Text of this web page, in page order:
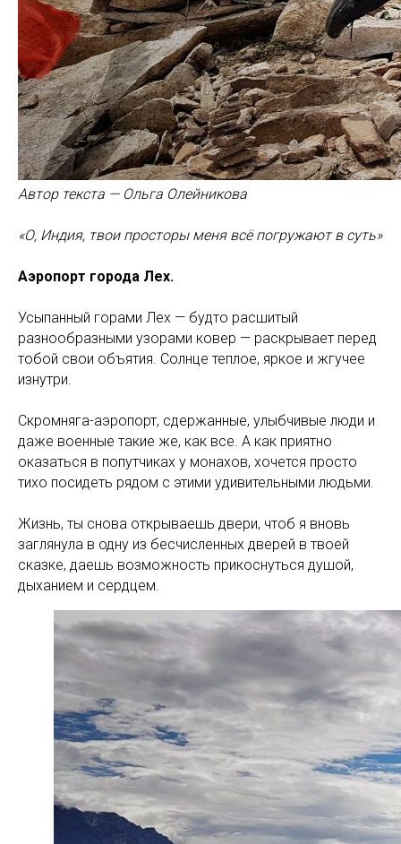
Автор текста — Ольга Олейникова
«О, Индия, твои просторы меня всё погружают в суть»
Аэропорт города Лех.
Усыпанный горами Лех — будто расшитый
разнообразными узорами ковер — раскрывает перед
тобой свои объятия. Солнце теплое, яркое и жгучее
изнутри.
Скромняга-аэропорт, сдержанные, улыбчивые люди и
даже военные такие же, как все. А как приятно
оказаться в попутчиках у монахов, хочется просто
тихо посидеть рядом с этими удивительными людьми.
Жизнь, ты снова открываешь двери, чтоб я вновь
заглянула в одну из бесчисленных дверей в твоей
сказке, даешь возможность прикоснуться душой,
дыханием и сердцем.